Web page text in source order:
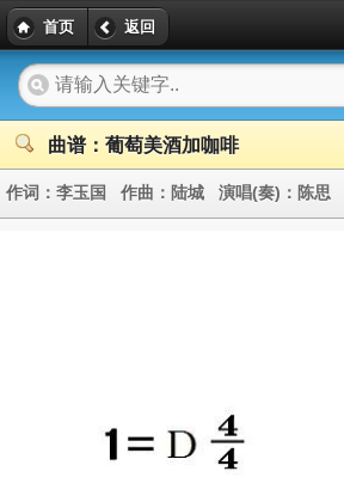
首页 返回
曲谱：葡萄美酒加咖啡
作词： 李玉国 作曲： 陆城 演唱(奏)： 陈思